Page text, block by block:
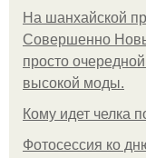
На шанхайской
Совершенно
просто
высокой моды.
Кому идет челка
Фотосессия ко